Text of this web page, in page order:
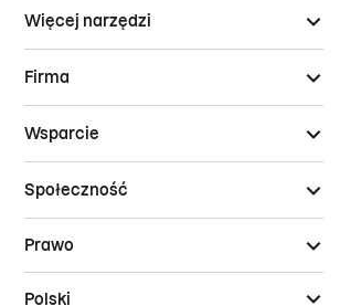
Więcej narzędzi
Firma
Wsparcie
Społeczność
Prawo
Polski